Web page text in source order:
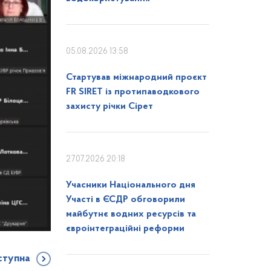
05.08.2026 13:58
Стартував міжнародний проєкт
FR SIRET із протипаводкового
захисту річки Сірет
27.07.2026 20:18
Учасники Національного дня
Участі в ЄСДР обговорили
майбутнє водних ресурсів та
євроінтеграційні реформи